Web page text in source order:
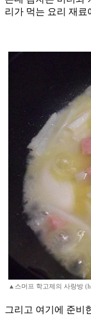
리가 먹는 요리 재
▲스머프 학고제의 사랑방
그리고 여기에 준비